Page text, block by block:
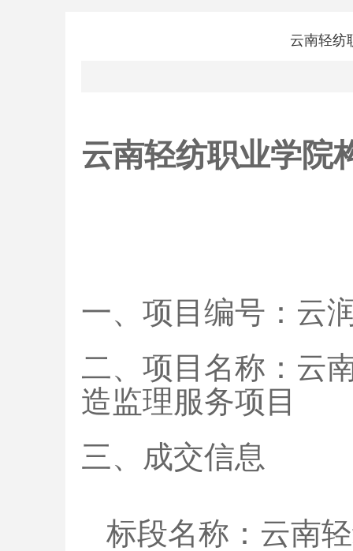
云南轻纺
云南轻纺职业学院
一、项目编号：云
二、项目名称：云
造监理服务项目
三、成交信息
标段名称：云南